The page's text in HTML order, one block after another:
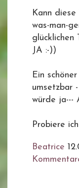
Kann diese
was-man-
glücklichen
JA :-))
Ein
umsetzbar
würde ja---
Probiere
Beatrice